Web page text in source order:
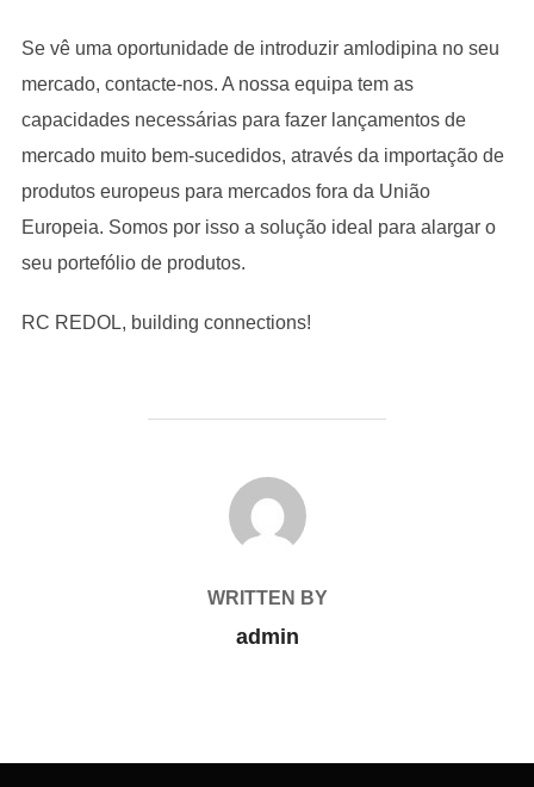
Se vê uma oportunidade de introduzir amlodipina no seu
mercado, contacte-nos. A nossa equipa tem as
capacidades necessárias para fazer lançamentos de
mercado muito bem-sucedidos, através da importação de
produtos europeus para mercados fora da União
Europeia. Somos por isso a solução ideal para alargar o
seu portefólio de produtos.
RC REDOL, building connections!
POST AUTHOR
WRITTEN BY
admin